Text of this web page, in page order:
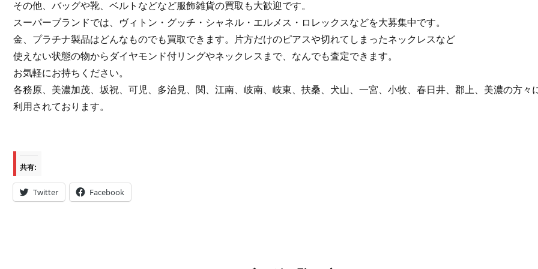
その他、バッグや靴、ベルトなどなど服飾雑貨の買取も大歓迎です。
スーパーブランドでは、ヴィトン・グッチ・シャネル・エルメス・ロレックスなどを大募集中です。
金、プラチナ製品はどんなものでも買取できます。片方だけのピアスや切れてしまったネックレスなど
使えない状態の物からダイヤモンド付リングやネックレスまで、なんでも査定できます。
お気軽にお持ちください。
各務原、美濃加茂、坂祝、可児、多治見、関、江南、岐南、岐東、扶桑、犬山、一宮、小牧、春日井、郡上、美濃の方々
利用されております。
共有:
Twitter Facebook